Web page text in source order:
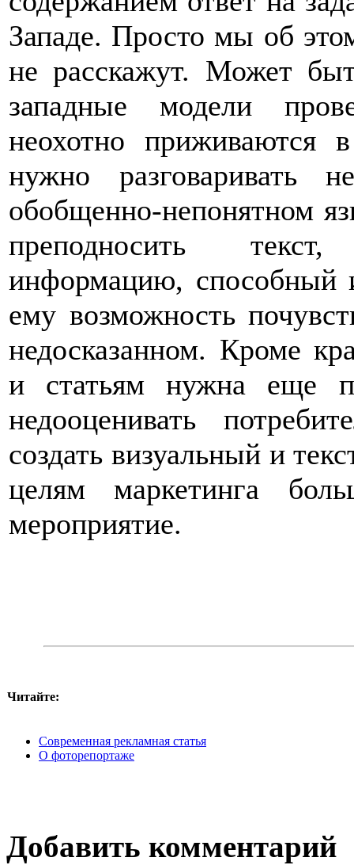
Западе. Просто мы об
не расскажут. Может
западные модели
неохотно приживаются
нужно
обобщенно-непонятном
преподносить
информацию, способный
ему возможность
недосказанном. Кроме
и статьям нужна еще
недооценивать
создать визуальный и
целям маркетинга
мероприятие.
Читайте:
Современная рекламная статья
О фоторепортаже
Добавить комментарий